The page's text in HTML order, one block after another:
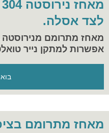
לצד אסלה.
אפשרות למתקן נייר
מאחז מתרומם